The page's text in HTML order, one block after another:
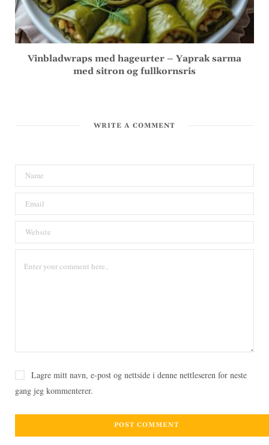
Vinbladwraps med hageurter – Yaprak sarma
med sitron og fullkornsris
WRITE A COMMENT
Lagre mitt navn, e-post og nettside i denne nettleseren for neste
gang jeg kommenterer.